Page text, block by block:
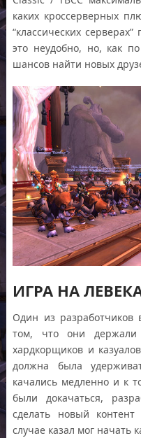
каких кроссерверных
“классических
это неудобно, но, как
шансов найти новых
ИГРА НА
Один из разработчиков
том, что они
хардкорщиков и
должна была
качались медленно и к
были докачаться,
сделать новый
случае казал мог начать